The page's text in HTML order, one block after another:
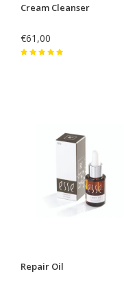
Cream Cleanser
€61,00
Repair Oil